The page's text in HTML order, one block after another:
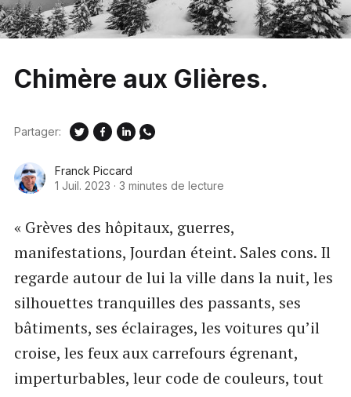
Chimère aux Glières.
Franck Piccard
1 Juil. 2023 · 3 minutes de lecture
Partager:
« Grèves des hôpitaux, guerres,
manifestations, Jourdan éteint. Sales cons. Il
regarde autour de lui la ville dans la nuit, les
silhouettes tranquilles des passants, ses
bâtiments, ses éclairages, les voitures qu’il
croise, les feux aux carrefours égrenant,
imperturbables, leur code de couleurs, tout